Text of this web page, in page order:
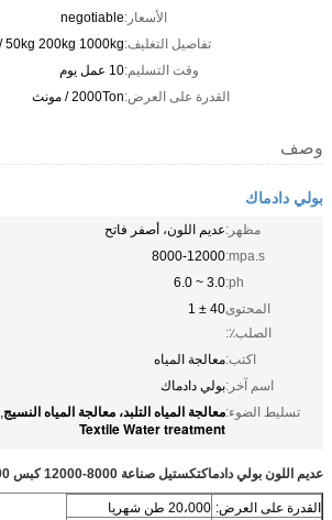
الأسعار:negotiable
تفاصيل التغليف:50kg 200kg 1000kg / إبك
وقت التسليم:10 عمل يوم
القدرة على العرض:2000Ton / مونث
وصف
بولي دادماك
مظهر:عديم اللون، أصفر فاتح
mpa.s:
8000-12000
ph:
3.0 ~ 6.0
المحتوى
الصلب٪:
40 ± 1
اكتب:معالجة المياه
اسم آخر:بولي دادماك
تسليط الضوء:معالجة المياه التلبد، معالجة المياه النسيج,
Textile Water treatment
عديم اللون بولي دادماكتكستيل صناعة 8000-12000 كبس 1700 طن / شهر
القدرة على العرض: 20،000 طن شهريا